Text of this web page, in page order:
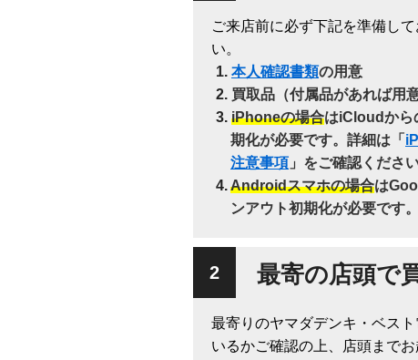
ご来店前に必ず下記を準備し
い。
本人確認書類の用意
買取品（付属品があれば用意
iPhoneの場合はiCloudから
期化が必要です。詳細は「
注意事項 」をご確認ください
Androidスマホの場合は
ンアウト初期化が必要です
最寄の店頭で
最寄りのヤマダデンキ・ベス
いるかご確認の上、店頭までお